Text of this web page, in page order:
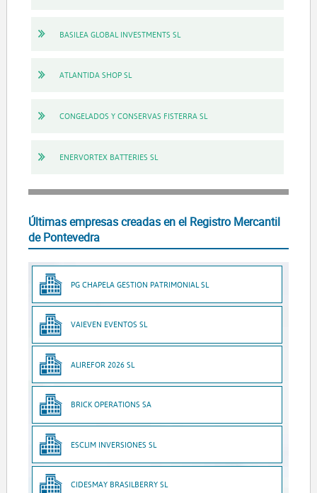
BASILEA GLOBAL INVESTMENTS SL
ATLANTIDA SHOP SL
CONGELADOS Y CONSERVAS FISTERRA SL
ENERVORTEX BATTERIES SL
Últimas empresas creadas en el Registro Mercantil
de Pontevedra
PG CHAPELA GESTION PATRIMONIAL SL
VAIEVEN EVENTOS SL
ALIREFOR 2026 SL
BRICK OPERATIONS SA
ESCLIM INVERSIONES SL
CIDESMAY BRASILBERRY SL